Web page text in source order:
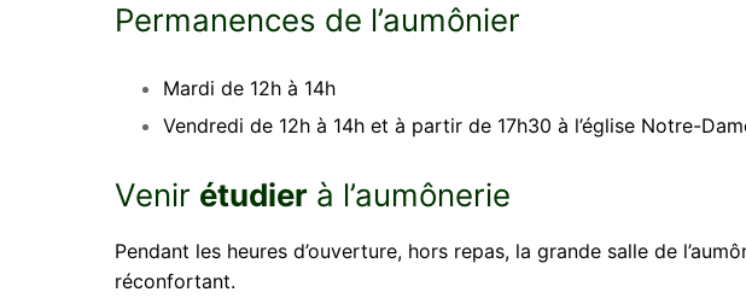
Permanences de l’aumônier
Mardi de 12h à 14h
Vendredi de 12h à 14h et à partir de 17h30 à l’église Notre-
Venir étudier à l’aumônerie
Pendant les heures d’ouverture, hors repas, la grande salle de
réconfortant.